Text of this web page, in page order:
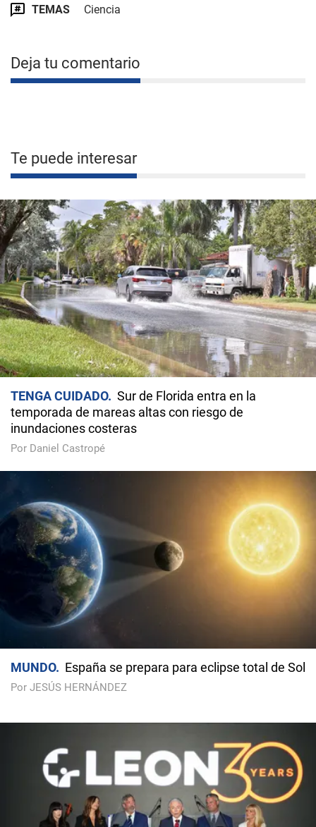
TEMAS Ciencia
Deja tu comentario
Te puede interesar
TENGA CUIDADO
Sur de Florida entra en la
temporada de mareas altas con riesgo de
inundaciones costeras
Por Daniel Castropé
MUNDO España se prepara para eclipse total de Sol
Por JESÚS HERNÁNDEZ